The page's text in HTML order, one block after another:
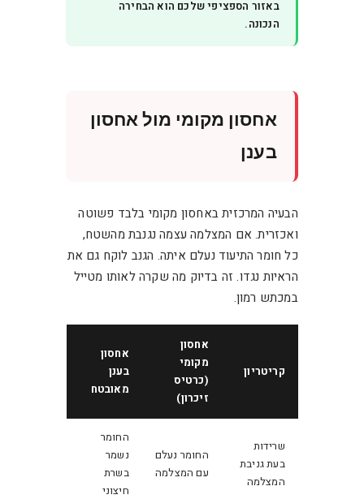
באזור הספציפי שלכם הוא הבחירה
הנכונה.
אחסון מקומי מול אחסון
בענן
הבעיה המרכזית באחסון מקומי בלבד פשוטה
ואכזרית. אם המצלמה עצמה נגנבת מהשטח,
כל חומר התיעוד נעלם איתה. הגנב לוקח גם את
הראיות נגדו. זה בדיוק מה שקרה לאותו מטייל
במכתש רמון.
קריטריון
אחסון
מקומי
(כרטיס
זיכרון)
אחסון
בענן
מאובטח
שרידות
בעת גניבת
המצלמה
החומר נעלם
עם המצלמה
החומר
נשמר
בשרת
חיצוני